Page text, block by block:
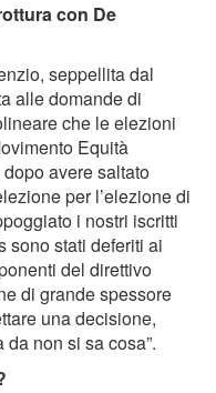
con De
seppellita dal
alle domande di
che le elezioni
Equità
avere saltato
per l’elezione di
i nostri iscritti
sono stati deferiti ai
del direttivo
di grande spessore
una decisione,
non si sa cosa”.